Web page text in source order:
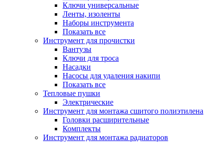
Ключи универсальные
Ленты, изоленты
Наборы инструмента
Показать все
Инструмент для прочистки
Вантузы
Ключи для троса
Насадки
Насосы для удаления накипи
Показать все
Тепловые пушки
Электрические
Инструмент для монтажа сшитого полиэтилена
Головки расширительные
Комплекты
Инструмент для монтажа радиаторов